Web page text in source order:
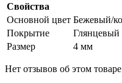
Свойства
Основной цвет Бежевый/
Покрытие
Глянцевый
Размер
4 мм
Нет отзывов об этом